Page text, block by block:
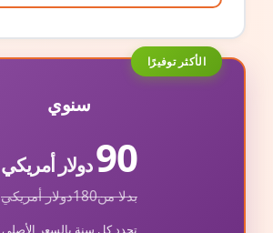
الأكثر توفيرًا
سنوي
90دولار أمريكي
بدلا من180دولار أمريكي
تجدد كل سنة بالسعر الأصلي